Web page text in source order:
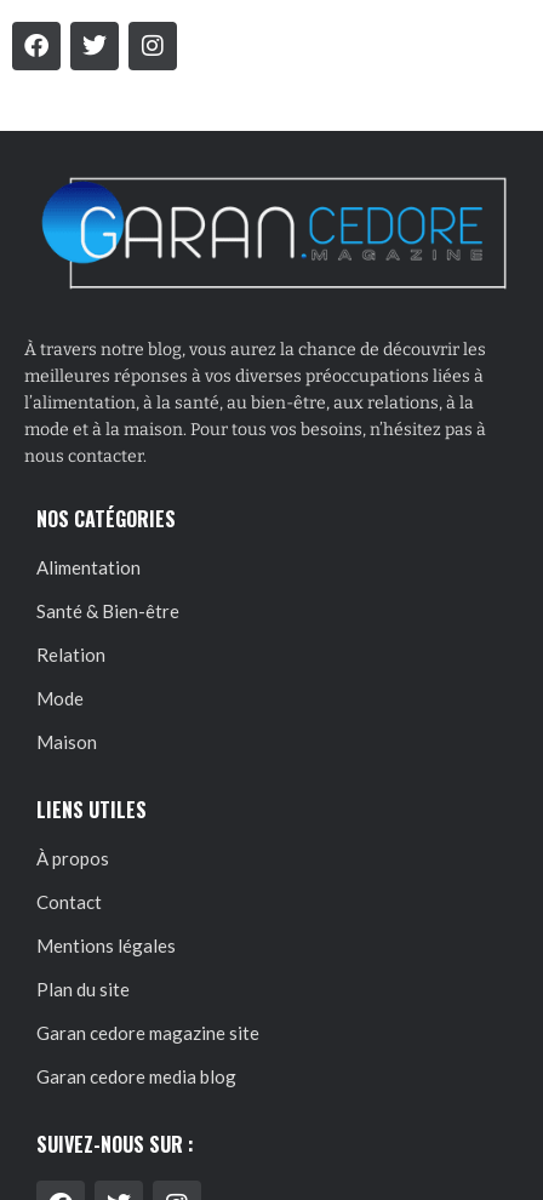
À travers notre blog, vous aurez la chance de découvrir les
meilleures réponses à vos diverses préoccupations liées à
l’alimentation, à la santé, au bien-être, aux relations, à la
mode et à la maison. Pour tous vos besoins, n’hésitez pas à
nous contacter.
NOS CATÉGORIES
Alimentation
Santé & Bien-être
Relation
Mode
Maison
LIENS UTILES
À propos
Contact
Mentions légales
Plan du site
Garan cedore magazine site
Garan cedore media blog
SUIVEZ-NOUS SUR :